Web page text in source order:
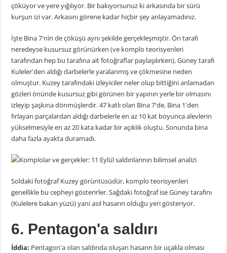
çöküyor ve yere yığılıyor. Bir bakıyorsunuz ki arkasında bir sürü
kurşun izi var. Arkasını görene kadar hiçbir şey anlayamadınız.
İşte Bina 7'nin de çöküşü aynı şekilde gerçekleşmiştir. Ön tarafı
neredeyse kusursuz görünürken (ve komplo teorisyenleri
tarafından hep bu tarafına ait fotoğraflar paylaşılırken), Güney tarafı
Kuleler'den aldığı darbelerle yaralanmış ve çökmesine neden
olmuştur. Kuzey tarafındaki izleyiciler neler olup bittiğini anlamadan
gözleri önünde kusursuz gibi görünen bir yapının yerle bir olmasını
izleyip şaşkına dönmüşlerdir. 47 katlı olan Bina 7'de, Bina 1'den
fırlayan parçalardan aldığı darbelerle en az 10 kat boyunca alevlerin
yükselmesiyle en az 20 kata kadar bir açıklık oluştu. Sonunda bina
daha fazla ayakta duramadı.
Soldaki fotoğraf Kuzey görüntüsüdür, komplo teorisyenleri
genellikle bu cepheyi gösterirler. Sağdaki fotoğraf ise Güney tarafını
(Kulelere bakan yüzü) yani asıl hasarın olduğu yeri gösteriyor.
6. Pentagon'a saldırı
İddia: Pentagon'a olan saldırıda oluşan hasarın bir uçakla olması